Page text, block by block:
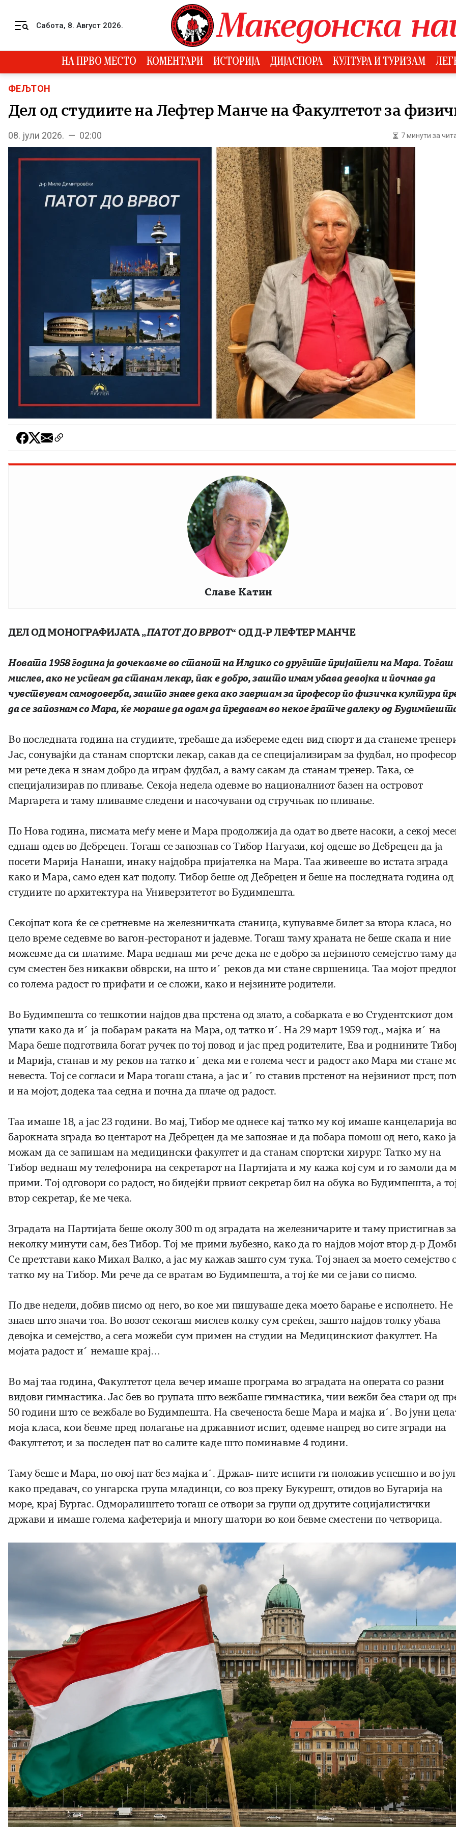
Сабота, 8. Август 2026.
НА ПРВО МЕСТО КОМЕНТАРИ ИСТОРИЈА ДИЈАСПОРА КУЛТУРА И ТУРИЗАМ
ФЕЉТОН
Дел од студиите на Лефтер Манче на Факултетот за
08. јули 2026. — 02:00 7 минути за
Славе Катин
ДЕЛ ОД МОНОГРАФИЈАТА „ПАТОТ ДО ВРВОТ“OД Д-Р ЛЕФТЕР МАНЧЕ
Новата 1958 година ја дочекавме во станот на Илдико со другите пријатели на Мара. Тогаш
мислев, ако не успеам да станам лекар, пак е добро, зашто имам убава девојка и почнав да
чувствувам самодоверба, зашто знаев дека ако завршам за професор по физичка култура
да се запознам со Мара, ќе мораше да одам да предавам во некое гратче далеку од
Во последната година на студиите, требаше да избереме еден вид спорт и да станеме
Јас, сонувајќи да станам спортски лекар, сакав да се специјализирам за фудбал, но
ми рече дека н знам добро да играм фудбал, а ваму сакам да станам тренер. Така, се
специјализирав по пливање. Секоја недела одевме во националниот базен на островот
Маргарета и таму пливавме следени и насочувани од стручњак по пливање.
По Нова година, писмата меѓу мене и Мара продолжија да одат во двете насоки, а секој
еднаш одев во Дебрецен. Тогаш се запознав со Тибор Нагуази, кој одеше во Дебрецен да ја
посети Марија Нанаши, инаку најдобра пријателка на Мара. Таа живееше во истата зграда
како и Мара, само еден кат подолу. Тибор беше од Дебрецен и беше на последната година од
студиите по архитектура на Универзитетот во Будимпешта.
Секојпат кога ќе се сретневме на железничката станица, купувавме билет за втора класа, но
цело време седевме во вагон-ресторанот и јадевме. Тогаш таму храната не беше скапа и ние
можевме да си платиме. Мара веднаш ми рече дека не е добро за нејзиното семејство таму
сум сместен без никакви обврски, на што и´ реков да ми стане свршеница. Таа мојот
со голема радост го прифати и се сложи, како и нејзините родители.
Во Будимпешта со тешкотии најдов два прстена од злато, а собарката е во Студентскиот
упати како да и´ ја побарам раката на Мара, од татко и´. На 29 март 1959 год., мајка и´ на
Мара беше подготвила богат ручек по тој повод и јас пред родителите, Ева и роднините
и Марија, станав и му реков на татко и´ дека ми е голема чест и радост ако Мара ми стане
невеста. Тој се согласи и Мара тогаш стана, а јас и´ го ставив прстенот на нејзиниот прст,
и на мојот, додека таа седна и почна да плаче од радост.
Таа имаше 18, а јас 23 години. Во мај, Тибор ме однесе кај татко му кој имаше канцеларија
барокната зграда во центарот на Дебрецен да ме запознае и да побара помош од него, како
можам да се запишам на медицински факултет и да станам спортски хирург. Татко му на
Тибор веднаш му телефонира на секретарот на Партијата и му кажа кој сум и го замоли да
прими. Тој одговори со радост, но бидејќи првиот секретар бил на обука во Будимпешта, а
втор секретар, ќе ме чека.
Зградата на Партијата беше околу 300 m од зградата на железничарите и таму пристигнав за
неколку минути сам, без Тибор. Тој ме прими љубезно, како да го најдов мојот втор д-р
Се претстави како Михал Валко, а јас му кажав зашто сум тука. Тој знаел за моето семејство
татко му на Тибор. Ми рече да се вратам во Будимпешта, а тој ќе ми се јави со писмо.
По две недели, добив писмо од него, во кое ми пишуваше дека моето барање е исполнето. Не
знаев што значи тоа. Во возот секогаш мислев колку сум среќен, зашто најдов толку убава
девојка и семејство, а сега можеби сум примен на студии на Медицинскиот факултет. На
мојата радост и´ немаше крај…
Во мај таа година, Факултетот цела вечер имаше програма во зградата на операта со разни
видови гимнастика. Јас бев во групата што вежбаше гимнастика, чии вежби беа стари од
50 години што се вежбале во Будимпешта. На свеченоста беше Мара и мајка и´. Во јуни
моја класа, кои бевме пред полагање на државниот испит, одевме напред во сите згради на
Факултетот, и за последен пат во салите каде што поминавме 4 години.
Таму беше и Мара, но овој пат без мајка и´. Држав- ните испити ги положив успешно и во
како предавач, со унгарска група младинци, со воз преку Букурешт, отидов во Бугарија на
море, крај Бургас. Одморалиштето тогаш се отвори за групи од другите социјалистички
држави и имаше голема кафетерија и многу шатори во кои бевме сместени по четворица.